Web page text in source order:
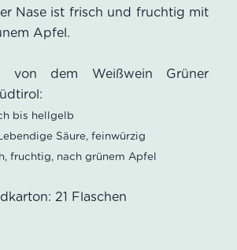
Nase ist frisch und fruchtig mit
Apfel.
von dem Weißwein Grüner
bis hellgelb
Säure, feinwürzig
fruchtig, nach grünem Apfel
21 Flaschen